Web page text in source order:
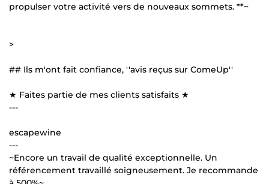
propulser votre activité vers de nouveaux sommets. **~
>
## Ils m'ont fait confiance, ''avis reçus sur ComeUp''
★ Faites partie de mes clients satisfaits ★
---
escapewine
---
~Encore un travail de qualité exceptionnelle. Un
référencement travaillé soigneusement. Je recommande